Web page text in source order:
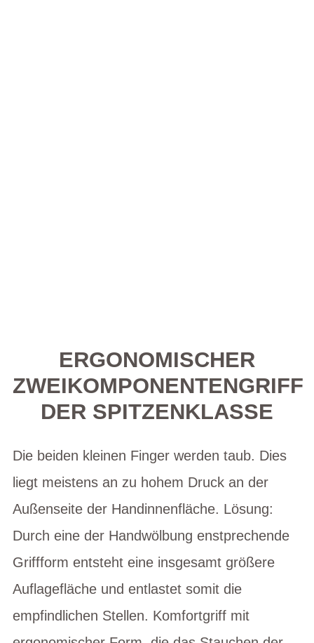
ERGONOMISCHER
ZWEIKOMPONENTENGRIFF
DER SPITZENKLASSE
Die beiden kleinen Finger werden taub. Dies
liegt meistens an zu hohem Druck an der
Außenseite der Handinnenfläche. Lösung:
Durch eine der Handwölbung enstprechende
Griffform entsteht eine insgesamt größere
Auflagefläche und entlastet somit die
empfindlichen Stellen. Komfortgriff mit